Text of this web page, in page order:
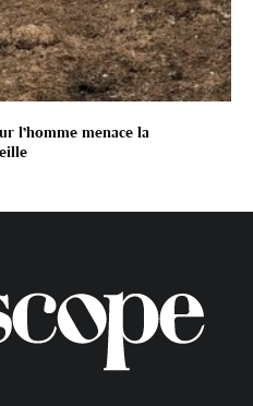
l’homme menace la